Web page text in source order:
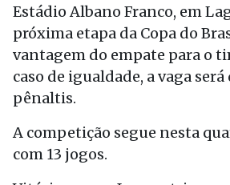
Estádio Albano Franco, em
próxima etapa da Copa do
vantagem do empate para o
caso de igualdade, a vaga
pênaltis.
A competição segue nesta
com 13 jogos.